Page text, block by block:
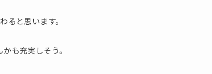
ると思います。
も充実しそう。